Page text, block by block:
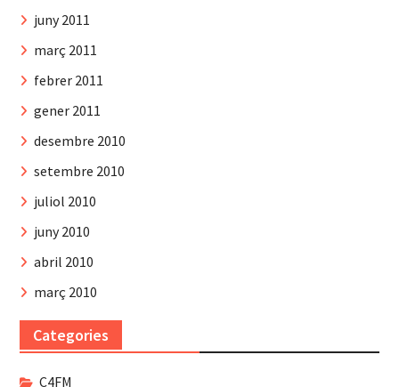
juny 2011
març 2011
febrer 2011
gener 2011
desembre 2010
setembre 2010
juliol 2010
juny 2010
abril 2010
març 2010
Categories
C4FM